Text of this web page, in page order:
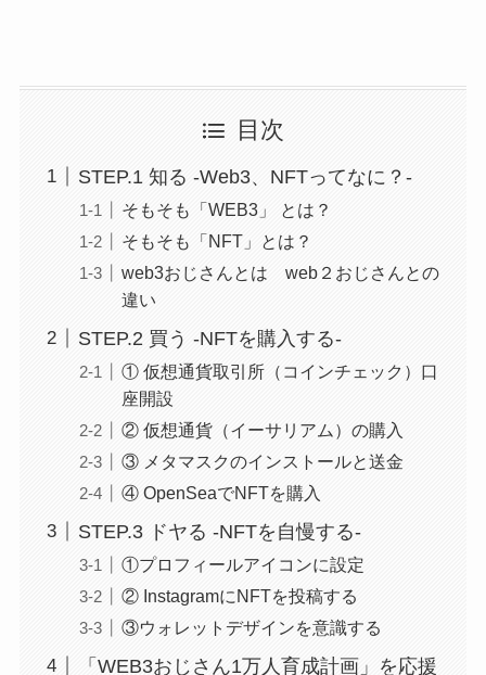
目次
STEP.1 知る -Web3、NFTってなに？-
そもそも「WEB3」 とは？
そもそも「NFT」とは？
web3おじさんとは web２おじさんとの
違い
STEP.2 買う -NFTを購入する-
① 仮想通貨取引所（コインチェック）口
座開設
② 仮想通貨（イーサリアム）の購入
③ メタマスクのインストールと送金
④ OpenSeaでNFTを購入
STEP.3 ドヤる -NFTを自慢する-
①プロフィールアイコンに設定
② InstagramにNFTを投稿する
③ウォレットデザインを意識する
「WEB3おじさん1万人育成計画」を応援